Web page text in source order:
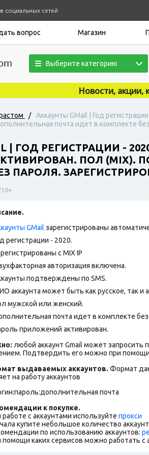
социальных сетей
вопрос Магазин
Выберите категорию
Новости, акции,
/
Аккаунты GMail | Год
почта идет в комплекте
| ГОД РЕГИСТРАЦИИ -
ПОЛ (MIX).
ПАРОЛЯ.
10+
GMail зарегистрированы
регистрации - 2020.
с MIX IP
авторизация включена.
подтверждены по SMS.
аккаунта может быть как русское, так и
мужской или женский.
почта идет в комплекте без
приложений активирован.
любой аккаунт Gmail может
Подтвердить его можно при помощи
выдаваемых аккаунтов. Формат
на работу аккаунтов
почта
к покупке.
работе с аккаунтами используйте прокси
купите небольшое количество
по использованию аккаунтов:
помощи каких сервисов можно работать с